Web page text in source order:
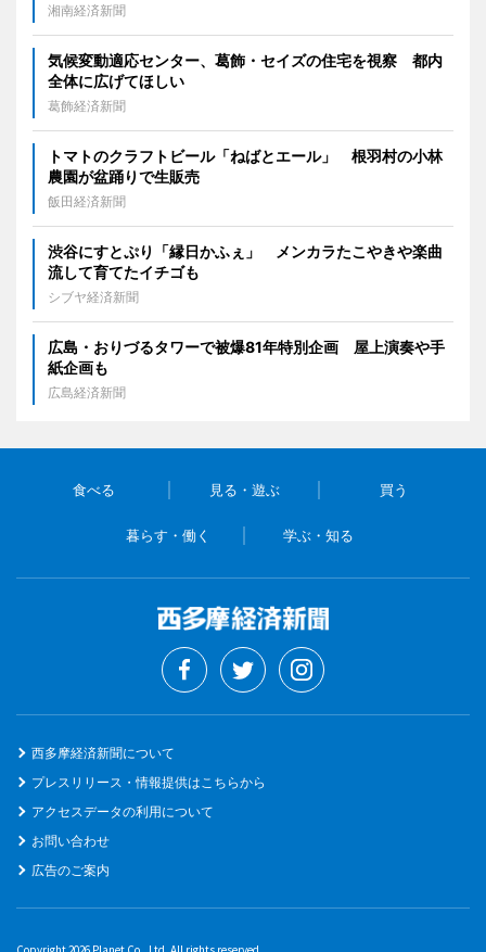
湘南経済新聞
気候変動適応センター、葛飾・セイズの住宅を視察 都内
全体に広げてほしい
葛飾経済新聞
トマトのクラフトビール「ねばとエール」 根羽村の小林
農園が盆踊りで生販売
飯田経済新聞
渋谷にすとぷり「縁日かふぇ」 メンカラたこやきや楽曲
流して育てたイチゴも
シブヤ経済新聞
広島・おりづるタワーで被爆81年特別企画 屋上演奏や手
紙企画も
広島経済新聞
食べる 見る・遊ぶ 買う
暮らす・働く 学ぶ・知る
西多摩経済新聞について
プレスリリース・情報提供はこちらから
アクセスデータの利用について
お問い合わせ
広告のご案内